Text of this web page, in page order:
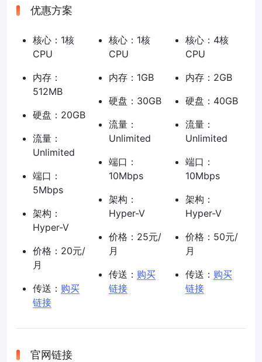
优惠方案
核心：1核
CPU
内存：
512MB
硬盘：20GB
流量：
Unlimited
端口：
5Mbps
架构：
Hyper-V
价格：20元/
月
传送： 购买
链接
核心：1核
CPU
内存：1GB
硬盘：30GB
流量：
Unlimited
端口：
10Mbps
架构：
Hyper-V
价格：25元/
月
传送： 购买
链接
核心：4核
CPU
内存：2GB
硬盘：40GB
流量：
Unlimited
端口：
10Mbps
架构：
Hyper-V
价格：50元/
月
传送： 购买
链接
官网链接